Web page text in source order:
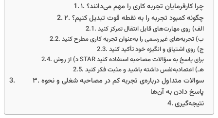
۱. چرا کارفرمایان تجربه کاری را مهم می‌دانند؟
۲. چگونه کمبود تجربه را به نقطه قوت تبدیل کنیم؟
الف) روی مهارت‌های قابل انتقال تمرکز کنید
ب) تجربه‌های غیررسمی را به‌عنوان تجربه کاری مطرح کنید
ج) روی اشتیاق و انگیزه خود تأکید کنید
د) از روش STAR برای پاسخ به سؤالات مصاحبه استفاده کنید
هـ) اعتمادبه‌نفس داشته باشید و مثبت فکر کنید
۳. سوالات متداول درباره‌ی تجربه کم در مصاحبه شغلی و نحوه
پاسخ دادن به آن‌ها
نتیجه‌گیری